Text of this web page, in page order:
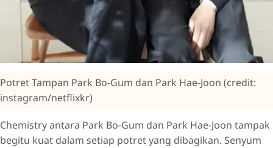
Potret Tampan Park Bo-Gum dan Park Hae-Joon (credit:
instagram/netflixkr)
Chemistry antara Park Bo-Gum dan Park Hae-Joon tampak
begitu kuat dalam setiap potret yang dibagikan. Senyum